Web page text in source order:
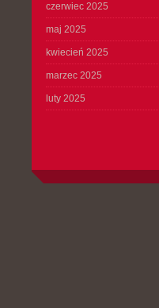
czerwiec 2025
maj 2025
kwiecień 2025
marzec 2025
luty 2025